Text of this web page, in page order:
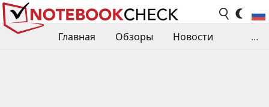
Главная Обзоры
Новости
...